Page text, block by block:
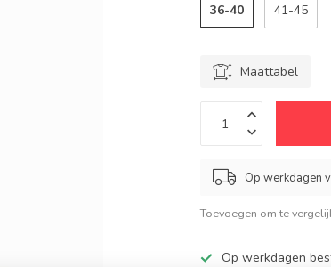
36-40 41-45
Maattabel
Op werkdagen
Toevoegen om te
Op werkdagen